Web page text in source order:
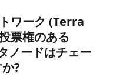
ワーク (Terra
票権のある
ノードはチェー
?